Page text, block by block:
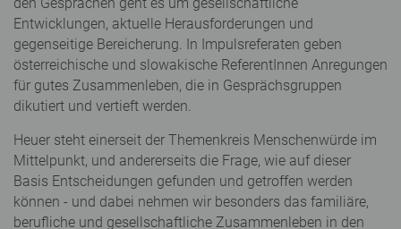
den Gesprächen geht es um gesellschaftliche
Entwicklungen, aktuelle Herausforderungen und
gegenseitige Bereicherung. In Impulsreferaten geben
österreichische und slowakische ReferentInnen Anregungen
für gutes Zusammenleben, die in Gesprächsgruppen
dikutiert und vertieft werden.
Heuer steht einerseit der Themenkreis Menschenwürde im
Mittelpunkt, und andererseits die Frage, wie auf dieser
Basis Entscheidungen gefunden und getroffen werden
können - und dabei nehmen wir besonders das familiäre,
berufliche und gesellschaftliche Zusammenleben in den